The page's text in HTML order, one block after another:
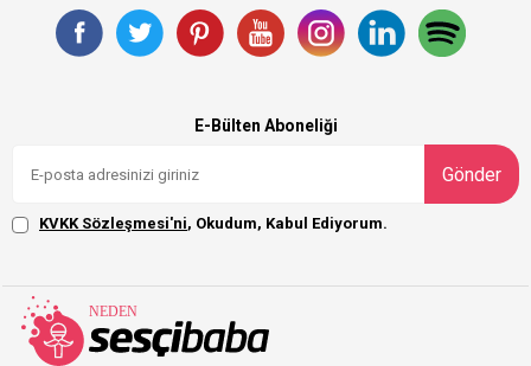
E-Bülten Aboneliği
Gönder
KVKK Sözleşmesi'ni, Okudum, Kabul Ediyorum.